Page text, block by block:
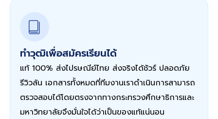
ทำวุฒิเพื่อสมัครเรียนได้
แท้ 100% ส่งไปรษณีย์ไทย ส่งจริงได้ชัวร์ ปลอดภัย
รีวิวล้น เอกสารทั้งหมดที่ทีมงานเราดำเนินการสามารถ
ตรวจสอบได้โดยตรงจากทางกระทรวงศึกษาธิการและ
มหาวิทยาลัยจึงมั่นใจได้ว่าเป็นของแท้แน่นอน